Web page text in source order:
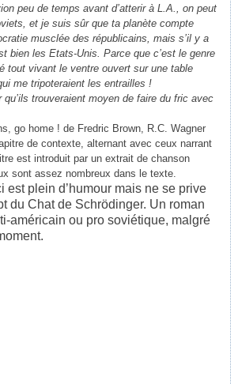
peu de temps avant d’atterir à L.A., on peut
et je suis sûr que ta planète compte
musclée des républicains, mais s’il y a
bien les Etats-Unis. Parce que c’est le genre
tout vivant le ventre ouvert sur une table
me tripoteraient les entrailles !
trouveraient moyen de faire du fric avec
go home ! de Fredric Brown, R.C. Wagner
de contexte, alternant avec ceux narrant
est introduit par un extrait de chanson
sont assez nombreux dans le texte.
est plein d’humour mais ne se prive
du Chat de Schrödinger. Un roman
américain ou pro soviétique, malgré